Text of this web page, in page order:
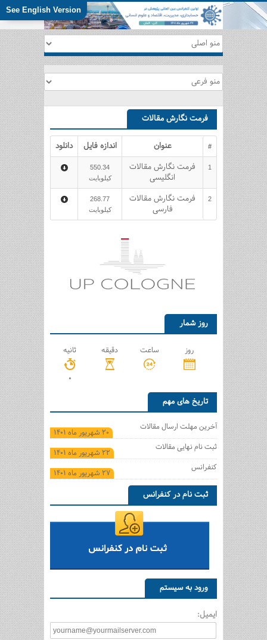
See English Version
فرمت نگارش مقالات
# عنوان اندازه فایل دانلود
1
فرمت نگارش مقالات
انگلیسی
550.34
کیلوبایت
2
فرمت نگارش مقالات
فارسی
268.77
کیلوبایت
روز شمار
ثانیه دقیقه ساعت روز
0
تاریخ های مهم
آخرین مهلت ارسال مقالات
20 شهریور ماه 1401
ثبت نام نهایی مقالات
22 شهریور ماه 1401
کنفرانس
27 شهریور ماه 1401
ثبت نام در کنفرانس
ورود به سیستم
ایمیل: